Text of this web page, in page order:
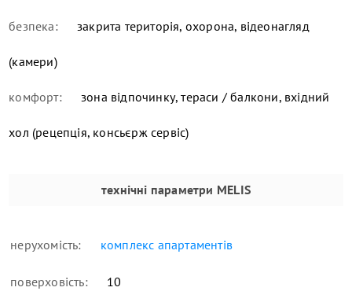
безпека: закрита територія, охорона, відеонагляд
(камери)
комфорт: зона відпочинку, тераси / балкони, вхідний
хол (рецепція, консьєрж сервіс)
технічні параметри MELIS
нерухомість: комплекс апартаментів
поверховість: 10